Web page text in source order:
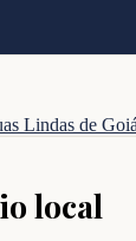
Lindas de
local